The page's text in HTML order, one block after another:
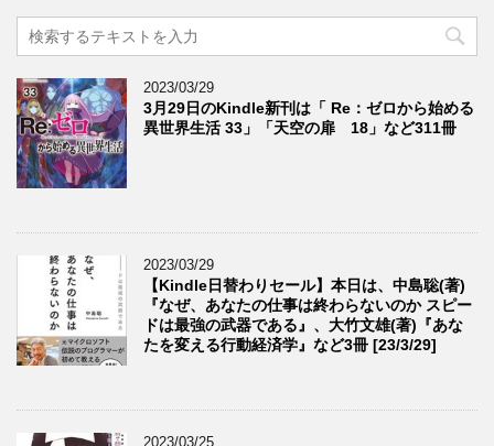
2023/03/29
3月29日のKindle新刊は「 Re：ゼロから始める
異世界生活 33」「天空の扉 18」など311冊
2023/03/29
【Kindle日替わりセール】本日は、中島聡(著)
『なぜ、あなたの仕事は終わらないのか スピー
ドは最強の武器である』、大竹文雄(著)『あな
たを変える行動経済学』など3冊 [23/3/29]
2023/03/25